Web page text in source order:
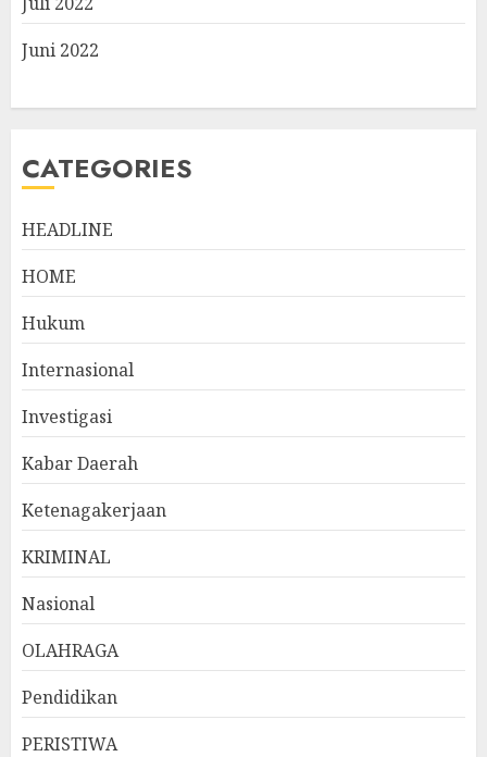
Juni 2022
CATEGORIES
HEADLINE
HOME
Hukum
Internasional
Investigasi
Kabar Daerah
Ketenagakerjaan
KRIMINAL
Nasional
OLAHRAGA
Pendidikan
PERISTIWA